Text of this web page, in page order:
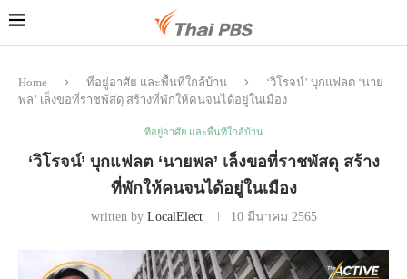
Home ที่อยู่อาศัย และพื้นที่ใกล้บ้าน
‘วิโรจน์’ บุกแฟลต ‘นาย
พล’ เล็งขอที่ราชพัสดุ สร้างที่พักให้คนจนได้อยู่ในเมือง
ที่อยู่อาศัย และพื้นที่ใกล้บ้าน
‘วิโรจน์’ บุกแฟลต ‘นายพล’ เล็งขอที่ราชพัสดุ สร้าง
ที่พักให้คนจนได้อยู่ในเมือง
written by LocalElect 10 มีนาคม 2565